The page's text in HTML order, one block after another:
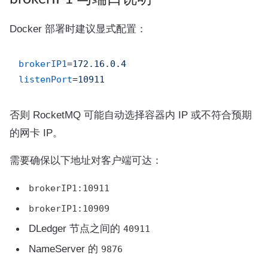
Docker 部署时建议显式配置：
brokerIP1=172.16.0.4
listenPort=10911
否则 RocketMQ 可能自动选择容器内 IP 或不符合预期
的网卡 IP。
需要确保以下地址对客户端可达：
brokerIP1:10911
brokerIP1:10909
DLedger 节点之间的 40911
NameServer 的 9876